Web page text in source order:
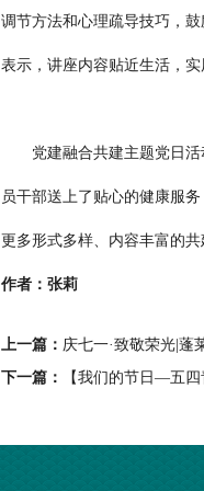
调节方法和心理疏导技巧，
表示，讲座内容贴近生活，
党建融合共建主题党日活
员干部送上了贴心的健康服
更多形式多样、内容丰富的
作者：张莉
上一篇： 庆七一·致敬荣光|蓬
下一篇：
【我们的节日—五